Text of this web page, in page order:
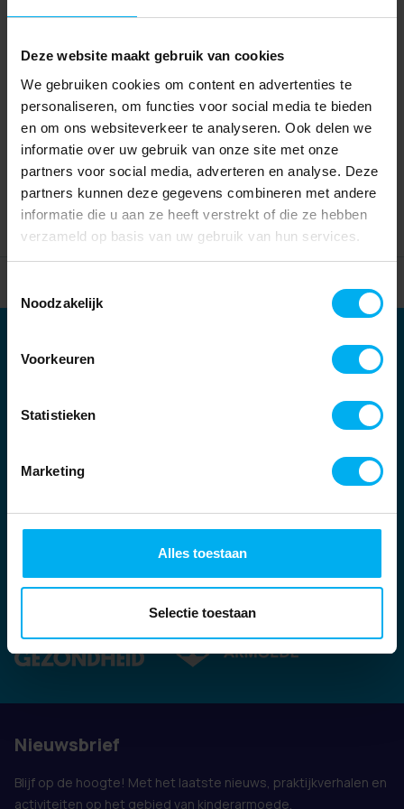
Deze website maakt gebruik van cookies
We gebruiken cookies om content en advertenties te
personaliseren, om functies voor social media te bieden
en om ons websiteverkeer te analyseren. Ook delen we
informatie over uw gebruik van onze site met onze
partners voor social media, adverteren en analyse. Deze
partners kunnen deze gegevens combineren met andere
informatie die u aan ze heeft verstrekt of die ze hebben
verzameld op basis van uw gebruik van hun services.
Noodzakelijk
Voorkeuren
Statistieken
Marketing
Alles toestaan
Selectie toestaan
Partners
Ook vertegenwoordigd door:
Nieuwsbrief
Blijf op de hoogte! Met het laatste nieuws, praktijkverhalen en
activiteiten op het gebied van kinderarmoede.